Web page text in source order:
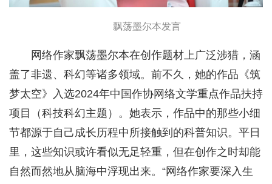
飘荡墨尔本发言
网络作家飘荡墨尔本在创作题材上广泛涉猎，涵
盖了非遗、科幻等诸多领域。前不久，她的作品《筑
梦太空》入选2024年中国作协网络文学重点作品扶持
项目（科技科幻主题）。她表示，作品中的那些小细
节都源于自己成长历程中所接触到的科普知识。平日
里，这些知识或许看似无足轻重，但在创作之时却能
自然而然地从脑海中浮现出来。“网络作家要深入生